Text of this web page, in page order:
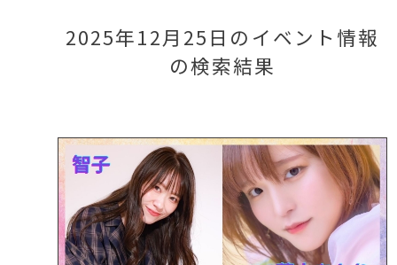
2025年12月25日のイベント情報
の検索結果